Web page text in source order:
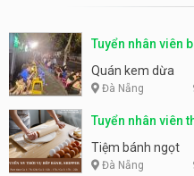
Tuyển nhân viên
Quán kem dừa
Đà Nẵng
Tuyển nhân viên
Tiệm bánh ngọt
Đà Nẵng